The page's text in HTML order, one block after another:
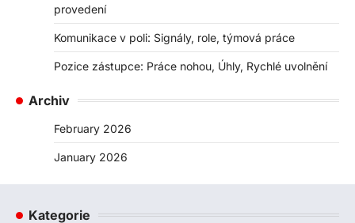
provedení
Komunikace v poli: Signály, role, týmová práce
Pozice zástupce: Práce nohou, Úhly, Rychlé uvolnění
Archiv
February 2026
January 2026
Kategorie